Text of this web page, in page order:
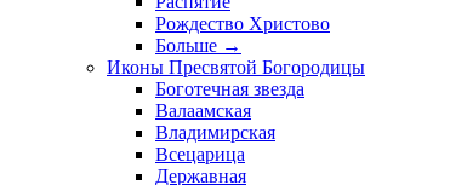
Рождество Христово
Больше →
Иконы Пресвятой Богородицы
Боготечная звезда
Валаамская
Владимирская
Всецарица
Державная